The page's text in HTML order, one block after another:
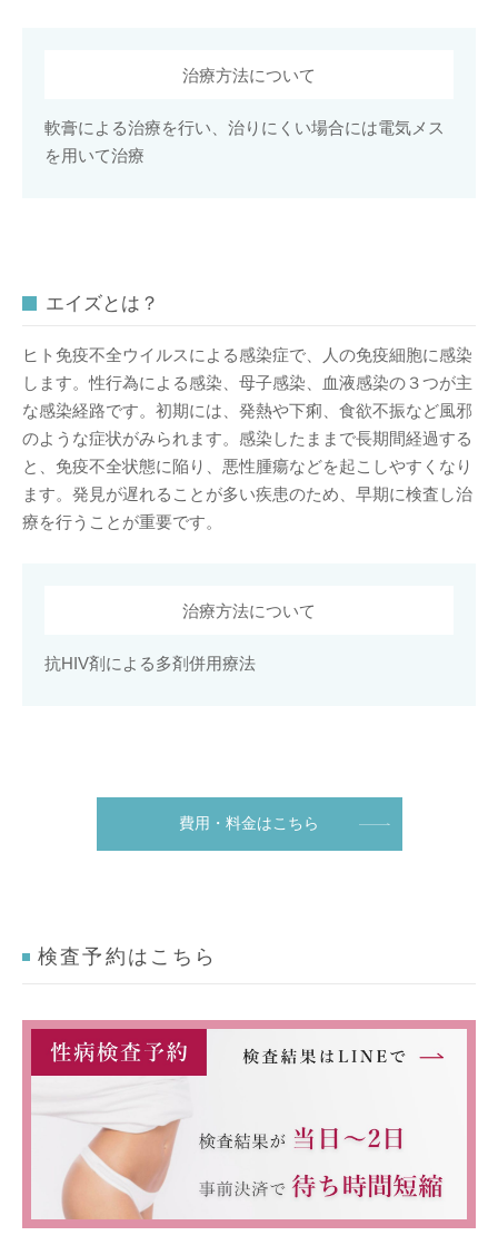
治療方法について
軟膏による治療を行い、治りにくい場合には電気メス
を用いて治療
エイズとは？
ヒト免疫不全ウイルスによる感染症で、人の免疫細胞に感染
します。性行為による感染、母子感染、血液感染の３つが主
な感染経路です。初期には、発熱や下痢、食欲不振など風邪
のような症状がみられます。感染したままで長期間経過する
と、免疫不全状態に陥り、悪性腫瘍などを起こしやすくなり
ます。発見が遅れることが多い疾患のため、早期に検査し治
療を行うことが重要です。
治療方法について
抗HIV剤による多剤併用療法
費用・料金はこちら
検査予約はこちら